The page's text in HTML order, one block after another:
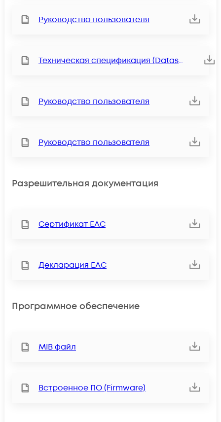
Руководство пользователя
Техническая спецификация (Datasheet)
Руководство пользователя
Руководство пользователя
Разрешительная документация
Сертификат ЕАС
Декларация ЕАС
Программное обеспечение
MIB файл
Встроенное ПО (Firmware)